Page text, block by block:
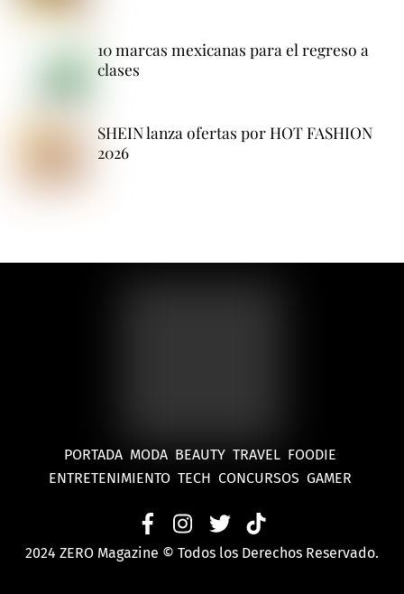
10 marcas mexicanas para el regreso a
clases
SHEIN lanza ofertas por HOT FASHION
2026
PORTADA MODA BEAUTY TRAVEL FOODIE
ENTRETENIMIENTO TECH CONCURSOS GAMER
2024 ZERO Magazine © Todos los Derechos Reservado.